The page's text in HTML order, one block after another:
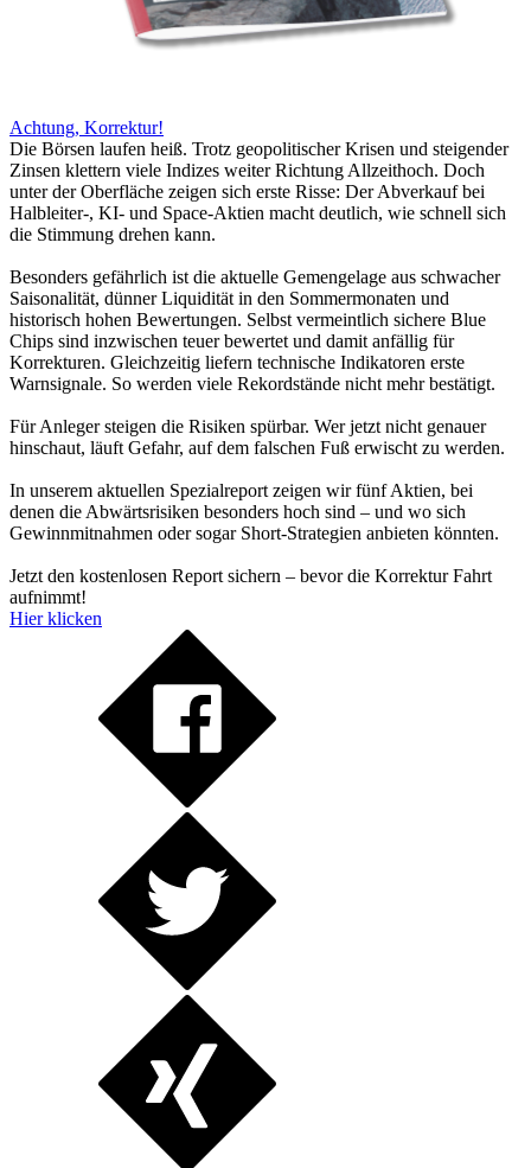
Achtung, Korrektur!
Die Börsen laufen heiß. Trotz geopolitischer Krisen und steigender
Zinsen klettern viele Indizes weiter Richtung Allzeithoch. Doch
unter der Oberfläche zeigen sich erste Risse: Der Abverkauf bei
Halbleiter-, KI- und Space-Aktien macht deutlich, wie schnell sich
die Stimmung drehen kann.
Besonders gefährlich ist die aktuelle Gemengelage aus schwacher
Saisonalität, dünner Liquidität in den Sommermonaten und
historisch hohen Bewertungen. Selbst vermeintlich sichere Blue
Chips sind inzwischen teuer bewertet und damit anfällig für
Korrekturen. Gleichzeitig liefern technische Indikatoren erste
Warnsignale. So werden viele Rekordstände nicht mehr bestätigt.
Für Anleger steigen die Risiken spürbar. Wer jetzt nicht genauer
hinschaut, läuft Gefahr, auf dem falschen Fuß erwischt zu werden.
In unserem aktuellen Spezialreport zeigen wir fünf Aktien, bei
denen die Abwärtsrisiken besonders hoch sind – und wo sich
Gewinnmitnahmen oder sogar Short-Strategien anbieten könnten.
Jetzt den kostenlosen Report sichern – bevor die Korrektur Fahrt
aufnimmt!
Hier klicken